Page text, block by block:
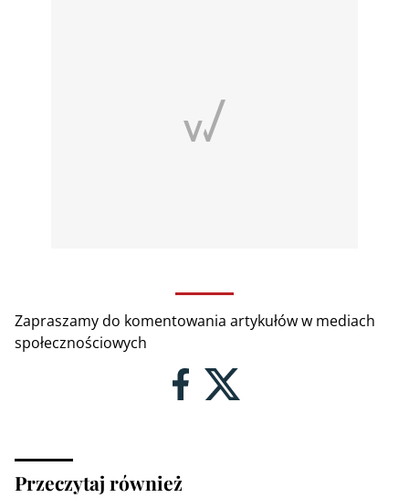
Zapraszamy do komentowania artykułów w mediach
społecznościowych
Przeczytaj również